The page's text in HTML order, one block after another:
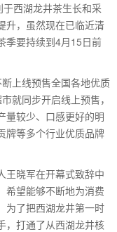
西湖龙井茶生长和采
升，虽然现在已临近清
季要持续到4月15日前
上线预售全国各地优质
就同步开启线上预售，
量较少、口感更好的明
牌等多个行业优质品牌
王晓军在开幕式致辞中
希望能够不断地为消费
为了把西湖龙井第一时
，打通了从西湖龙井核